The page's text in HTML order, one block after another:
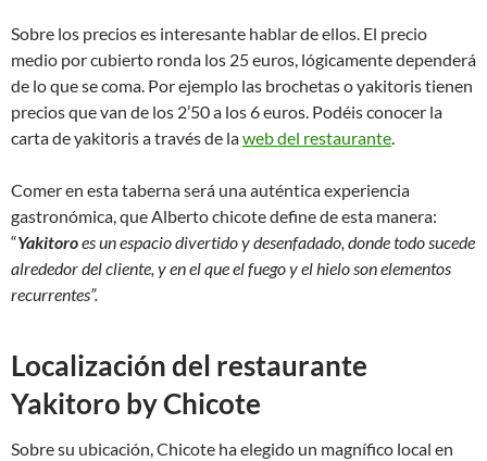
Sobre los precios es interesante hablar de ellos. El precio
medio por cubierto ronda los 25 euros, lógicamente dependerá
de lo que se coma. Por ejemplo las brochetas o yakitoris tienen
precios que van de los 2’50 a los 6 euros. Podéis conocer la
carta de yakitoris a través de laweb del restaurante.
Comer en esta taberna será una auténtica experiencia
gastronómica, que Alberto chicote define de esta manera:
“Yakitoroes un espacio divertido y desenfadado, donde todo sucede
alrededor del cliente, y en el que el fuego y el hielo son elementos
recurrentes”.
Localización del restaurante
Yakitoro by Chicote
Sobre su ubicación, Chicote ha elegido un magnífico local en